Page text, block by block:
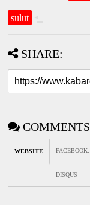
sulut
SHARE:
COMMENTS
WEBSITE FACEBOOK:
DISQUS